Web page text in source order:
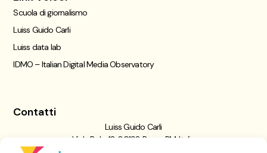
Scuola di giornalismo
Luiss Guido Carli
Luiss data lab
IDMO – Italian Digital Media Observatory
Contatti
Luiss Guido Carli
Viale Pola, 12, 00198 Roma RM, Italia